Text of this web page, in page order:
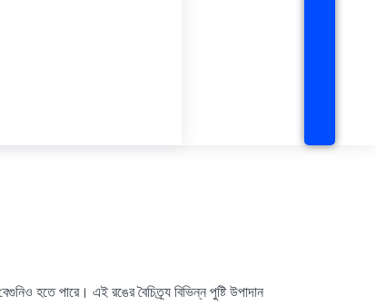
হতে পারে। এই রঙের বৈচিত্র্য বিভিন্ন পুষ্টি উপাদান